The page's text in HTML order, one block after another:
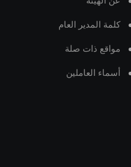
كلمة المدير العام
مواقع ذات صلة
أسماء العاملين